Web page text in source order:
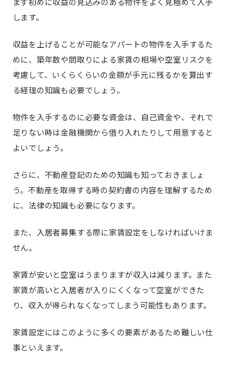
します。
収益を上げることが可能なアパートの物件を入手するた
めに、築年数や間取りによる家賃の相場や空室リスクを
考慮して、いくらくらいの金額が手元に残るかを算出す
る経理の知識も必要でしょう。
物件を入手するのに必要な資金は、自己資金や、それで
足りない時は金融機関から借り入れたりして用意すると
よいでしょう。
さらに、不動産登記のための知識も知っておきましょ
う。不動産を取得する時の契約書の内容を理解するため
に、法律の知識も必要になります。
また、入居者募集する際に家賃設定をしなければいけま
せん。
家賃が安いと空室はうまりますが収入は減ります。また
家賃が高いと入居者が入りにくくなって空室ができた
り、収入が得られなくなってしまう可能性もあります。
家賃設定にはこのように多くの要素があるため難しい仕
事といえます。